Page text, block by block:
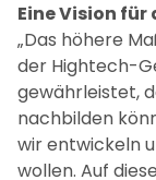
Eine Vision
„Das höhere
der Hightech-
gewährleistet,
nachbilden
wir entwickeln
wollen. Auf